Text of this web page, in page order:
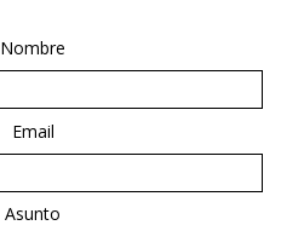
Nombre
Email
Asunto